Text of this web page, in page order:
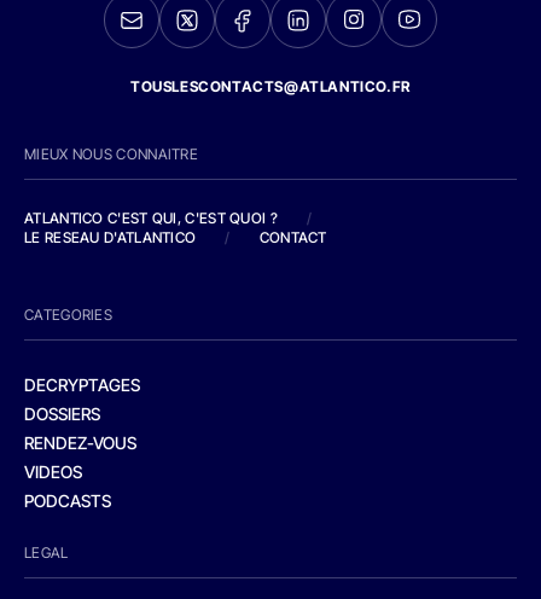
TOUSLESCONTACTS@ATLANTICO.FR
MIEUX NOUS CONNAITRE
ATLANTICO C'EST QUI, C'EST QUOI ?
/
LE RESEAU D'ATLANTICO
/ CONTACT
CATEGORIES
DECRYPTAGES
DOSSIERS
RENDEZ-VOUS
VIDEOS
PODCASTS
LEGAL